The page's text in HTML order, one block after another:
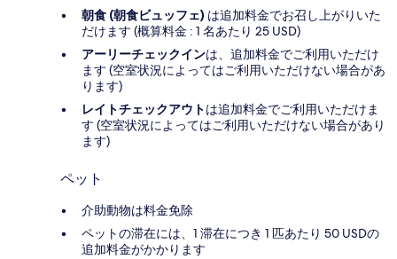
朝食 (朝食ビュッフェ) は追加料金でお召し上がりいた
だけます (概算料金 : 1 名あたり 25 USD)
アーリーチェックインは、追加料金でご利用いただけ
ます (空室状況によってはご利用いただけない場合があ
ります)
レイトチェックアウトは追加料金でご利用いただけま
す (空室状況によってはご利用いただけない場合があり
ます)
ペット
介助動物は料金免除
ペットの滞在には、1 滞在につき 1 匹あたり 50 USDの
追加料金がかかります